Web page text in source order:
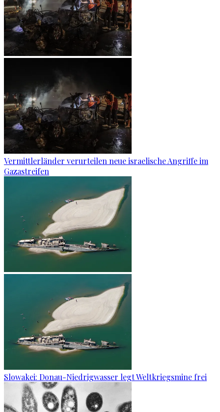
Vermittlerländer verurteilen neue israelische Angriffe im
Gazastreifen
Slowakei: Donau-Niedrigwasser legt Weltkriegsmine frei